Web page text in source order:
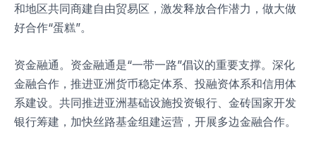
和地区共同商建自由贸易区，激发释放合作潜力，做大做
好合作“蛋糕”。
资金融通。资金融通是“一带一路”倡议的重要支撑。深化
金融合作，推进亚洲货币稳定体系、投融资体系和信用体
系建设。共同推进亚洲基础设施投资银行、金砖国家开发
银行筹建，加快丝路基金组建运营，开展多边金融合作。